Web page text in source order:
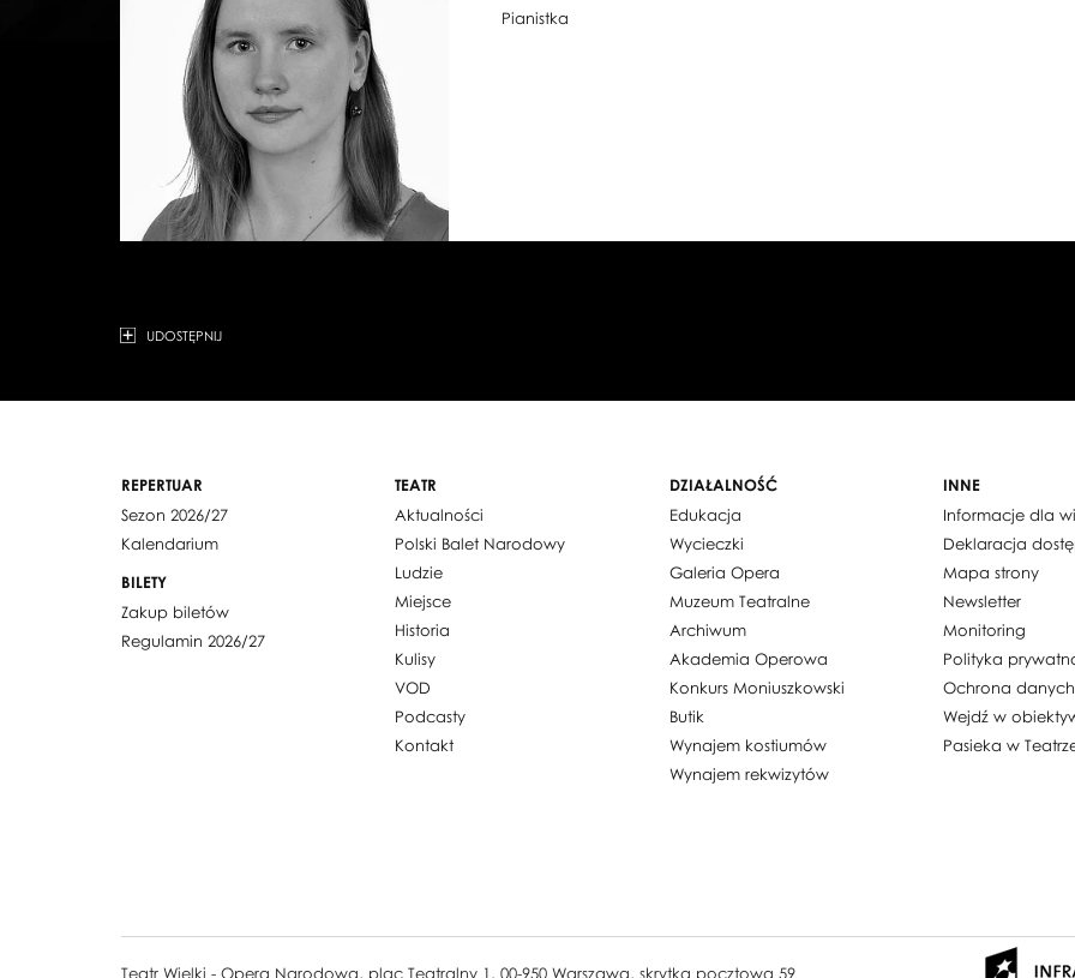
Pianistka
UDOSTĘPNIJ
REPERTUAR
Sezon 2026/27
Kalendarium
BILETY
Zakup biletów
Regulamin 2026/27
TEATR
Aktualności
Polski Balet Narodowy
Ludzie
Miejsce
Historia
Kulisy
VOD
Podcasty
Kontakt
DZIAŁALNOŚĆ
Edukacja
Wycieczki
Galeria Opera
Muzeum Teatralne
Archiwum
Akademia Operowa
Konkurs Moniuszkowski
Butik
Wynajem kostiumów
Wynajem rekwizytów
INNE
Informacje dla
Deklaracja
Mapa strony
Newsletter
Monitoring
Polityka
Ochrona
Wejdź w
Pasieka w
Teatr Wielki - Opera Narodowa, plac Teatralny 1, 00-950 Warszawa, skrytka pocztowa 59